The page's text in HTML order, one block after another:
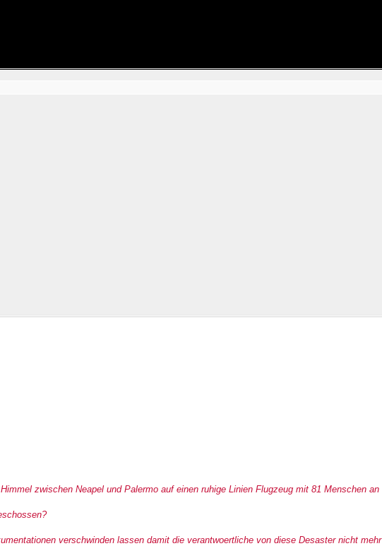
zwischen Neapel und Palermo auf einen ruhige Linien Flugzeug mit 81 Menschen an
verschwinden lassen damit die verantwoertliche von diese Desaster nicht mehr